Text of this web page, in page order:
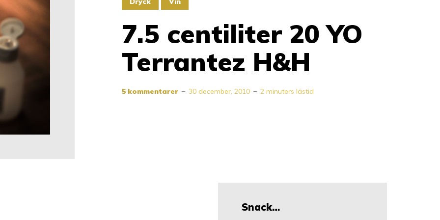
7.5 centiliter 20 YO
Terrantez H&H
5 kommentarer 30 december, 2010 2 minuters lästid
Snack…